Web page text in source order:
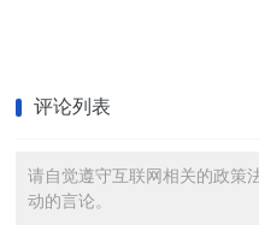
评论列表
请自觉遵守互联网相关的政策
动的言论。